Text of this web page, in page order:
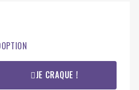
JE CRAQUE !